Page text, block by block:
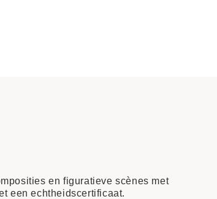
en figuratieve scènes met
een echtheidscertificaat.